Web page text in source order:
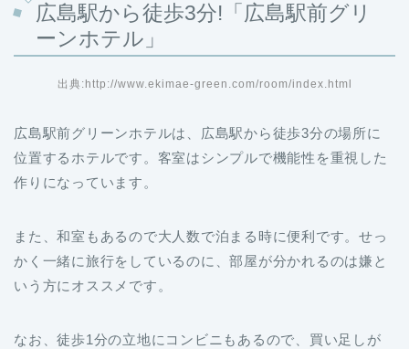
広島駅から徒歩3分!「広島駅前グリ
ーンホテル」
出典:http://www.ekimae-green.com/room/index.html
広島駅前グリーンホテルは、広島駅から徒歩3分の場所に
位置するホテルです。客室はシンプルで機能性を重視した
作りになっています。
また、和室もあるので大人数で泊まる時に便利です。せっ
かく一緒に旅行をしているのに、部屋が分かれるのは嫌と
いう方にオススメです。
なお、徒歩1分の立地にコンビニもあるので、買い足しが